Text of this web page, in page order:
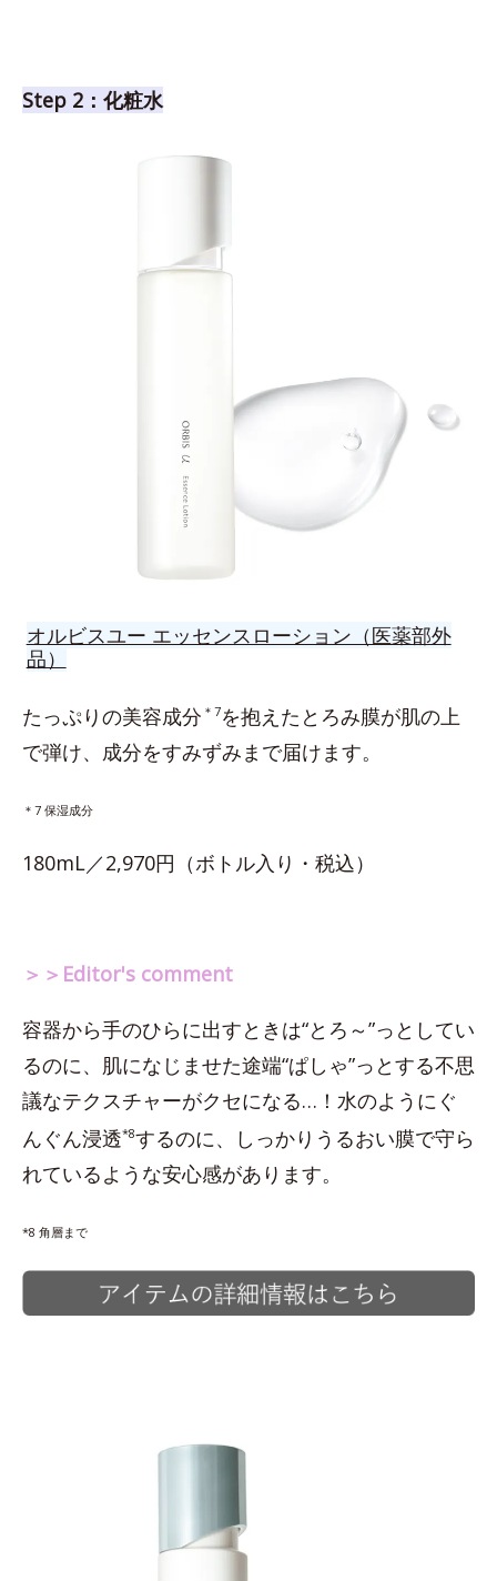
Step 2：化粧水
オルビスユー エッセンスローション（医薬部外
品）
たっぷりの美容成分 ＊7を抱えたとろみ膜が肌の上
で弾け、成分をすみずみまで届けます。
＊7 保湿成分
180mL／2,970円（ボトル入り・税込）
＞＞Editor's comment
容器から手のひらに出すときは“とろ～”っとしてい
るのに、肌になじませた途端“ぱしゃ”っとする不思
議なテクスチャーがクセになる…！水のようにぐ
んぐん浸透*8するのに、しっかりうるおい膜で守ら
れているような安心感があります。
*8 角層まで